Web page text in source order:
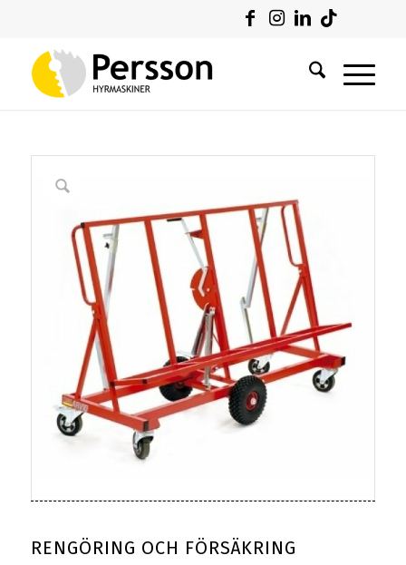
RENGÖRING OCH FÖRSÄKRING